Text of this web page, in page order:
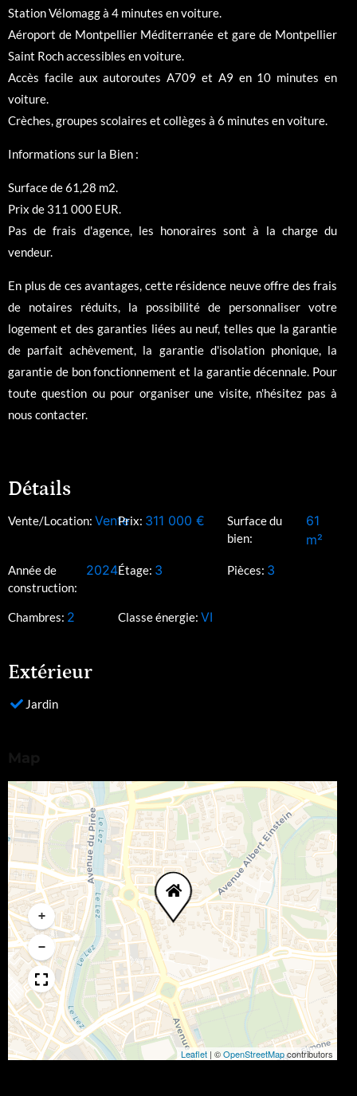
Station Vélomagg à 4 minutes en voiture.
Aéroport de Montpellier Méditerranée et gare de Montpellier
Saint Roch accessibles en voiture.
Accès facile aux autoroutes A709 et A9 en 10 minutes en
voiture.
Crèches, groupes scolaires et collèges à 6 minutes en voiture.
Informations sur la Bien :
Surface de 61,28 m2.
Prix de 311 000 EUR.
Pas de frais d'agence, les honoraires sont à la charge du
vendeur.
En plus de ces avantages, cette résidence neuve offre des frais
de notaires réduits, la possibilité de personnaliser votre
logement et des garanties liées au neuf, telles que la garantie
de parfait achèvement, la garantie d'isolation phonique, la
garantie de bon fonctionnement et la garantie décennale. Pour
toute question ou pour organiser une visite, n'hésitez pas à
nous contacter.
Détails
Vente/Location: VentePrix: 311 000 €
Surface du
bien:
61
m²
Année de
construction:
2024Étage: 3 Pièces: 3
Chambres: 2 Classe énergie: VI
Extérieur
Jardin
+
−
Leaflet | ©OpenStreetMapcontributors